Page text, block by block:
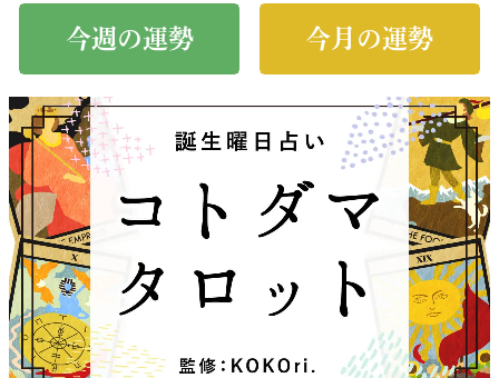
今週の運勢 今月の運勢